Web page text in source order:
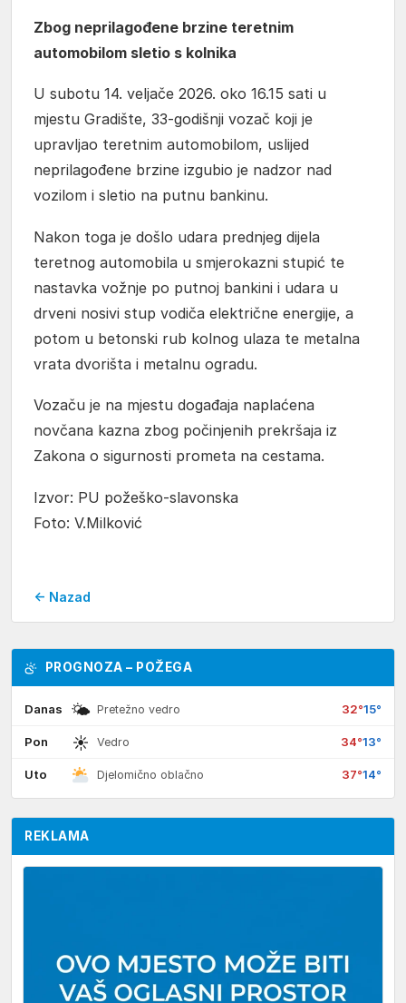
Zbog neprilagođene brzine teretnim
automobilom sletio s kolnika
U subotu 14. veljače 2026. oko 16.15 sati u
mjestu Gradište, 33-godišnji vozač koji je
upravljao teretnim automobilom, uslijed
neprilagođene brzine izgubio je nadzor nad
vozilom i sletio na putnu bankinu.
Nakon toga je došlo udara prednjeg dijela
teretnog automobila u smjerokazni stupić te
nastavka vožnje po putnoj bankini i udara u
drveni nosivi stup vodiča električne energije, a
potom u betonski rub kolnog ulaza te metalna
vrata dvorišta i metalnu ogradu.
Vozaču je na mjestu događaja naplaćena
novčana kazna zbog počinjenih prekršaja iz
Zakona o sigurnosti prometa na cestama.
Izvor: PU požeško-slavonska
Foto: V.Milković
← Nazad
PROGNOZA – POŽEGA
Danas 🌤 Pretežno vedro 32°15°
Pon ☀ Vedro 34°13°
Uto Djelomično oblačno 37°14°
REKLAMA